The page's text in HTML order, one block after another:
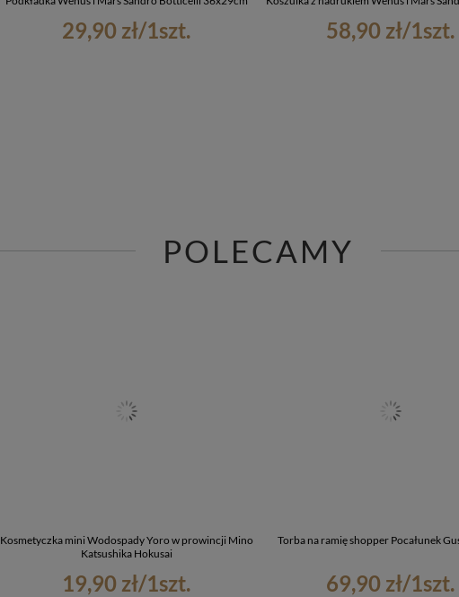
29,90 zł/1szt. 58,90 zł/1szt.
POLECAMY
Kosmetyczka mini Wodospady Yoro w prowincji Mino
Katsushika Hokusai
19,90 zł/1szt.
Torba na ramię shopper Pocałunek
69,90 zł/1szt.